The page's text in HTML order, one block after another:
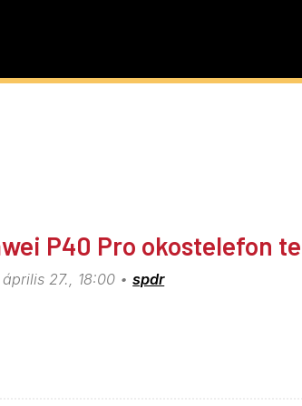
P40 Pro okostelefon
27., 18:00 spdr